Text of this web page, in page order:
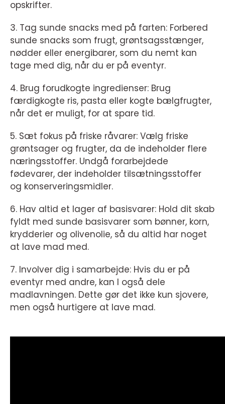
opskrifter.
3. Tag sunde snacks med på farten: Forbered
sunde snacks som frugt, grøntsagsstænger,
nødder eller energibarer, som du nemt kan
tage med dig, når du er på eventyr.
4. Brug forudkogte ingredienser: Brug
færdigkogte ris, pasta eller kogte bælgfrugter,
når det er muligt, for at spare tid.
5. Sæt fokus på friske råvarer: Vælg friske
grøntsager og frugter, da de indeholder flere
næringsstoffer. Undgå forarbejdede
fødevarer, der indeholder tilsætningsstoffer
og konserveringsmidler.
6. Hav altid et lager af basisvarer: Hold dit skab
fyldt med sunde basisvarer som bønner, korn,
krydderier og olivenolie, så du altid har noget
at lave mad med.
7. Involver dig i samarbejde: Hvis du er på
eventyr med andre, kan I også dele
madlavningen. Dette gør det ikke kun sjovere,
men også hurtigere at lave mad.